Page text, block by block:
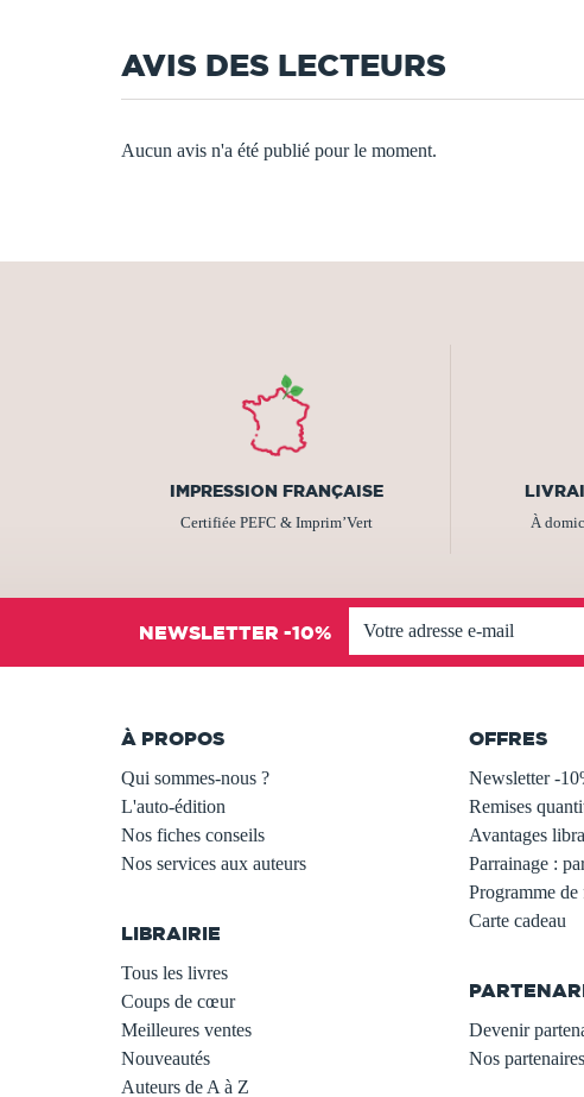
AVIS DES LECTEURS
Aucun avis n'a été publié pour le moment.
IMPRESSION FRANÇAISE
Certifiée PEFC & Imprim’Vert À
NEWSLETTER -10%
À PROPOS
Qui sommes-nous ?
L'auto-édition
Nos fiches conseils
Nos services aux auteurs
LIBRAIRIE
Tous les livres
Coups de cœur
Meilleures ventes
Nouveautés
Auteurs de A à Z
OFFRES
Newsletter -
Remises
Avantages
Parrainage :
Programme
Carte cadeau
Devenir
Nos partenaires